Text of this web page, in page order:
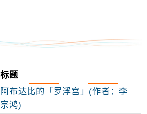
标题
阿布达比的「罗浮宫」(作者：李
宗鸿)